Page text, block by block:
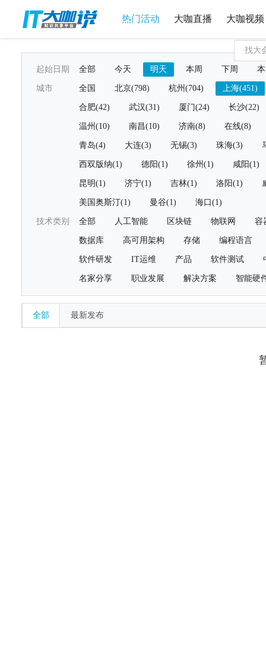
热门活动 大咖直播 大咖视频
起始日期 全部 今天 明天 本周 下周
城市 全国 北京(798) 杭州(704) 上海(451)
合肥(42) 武汉(31) 厦门(24) 长沙(22)
温州(10) 南昌(10) 济南(8) 在线(8)
青岛(4) 大连(3) 无锡(3) 珠海(3)
西双版纳(1) 德阳(1) 徐州(1) 咸阳(1)
昆明(1) 济宁(1) 吉林(1) 洛阳(1)
美国奥斯汀(1) 曼谷(1) 海口(1)
技术类别 全部 人工智能 区块链 物联网 容
数据库 高可用架构 存储 编程语言
软件研发 IT运维 产品 软件测试
名家分享 职业发展 解决方案 智能硬
全部 最新发布